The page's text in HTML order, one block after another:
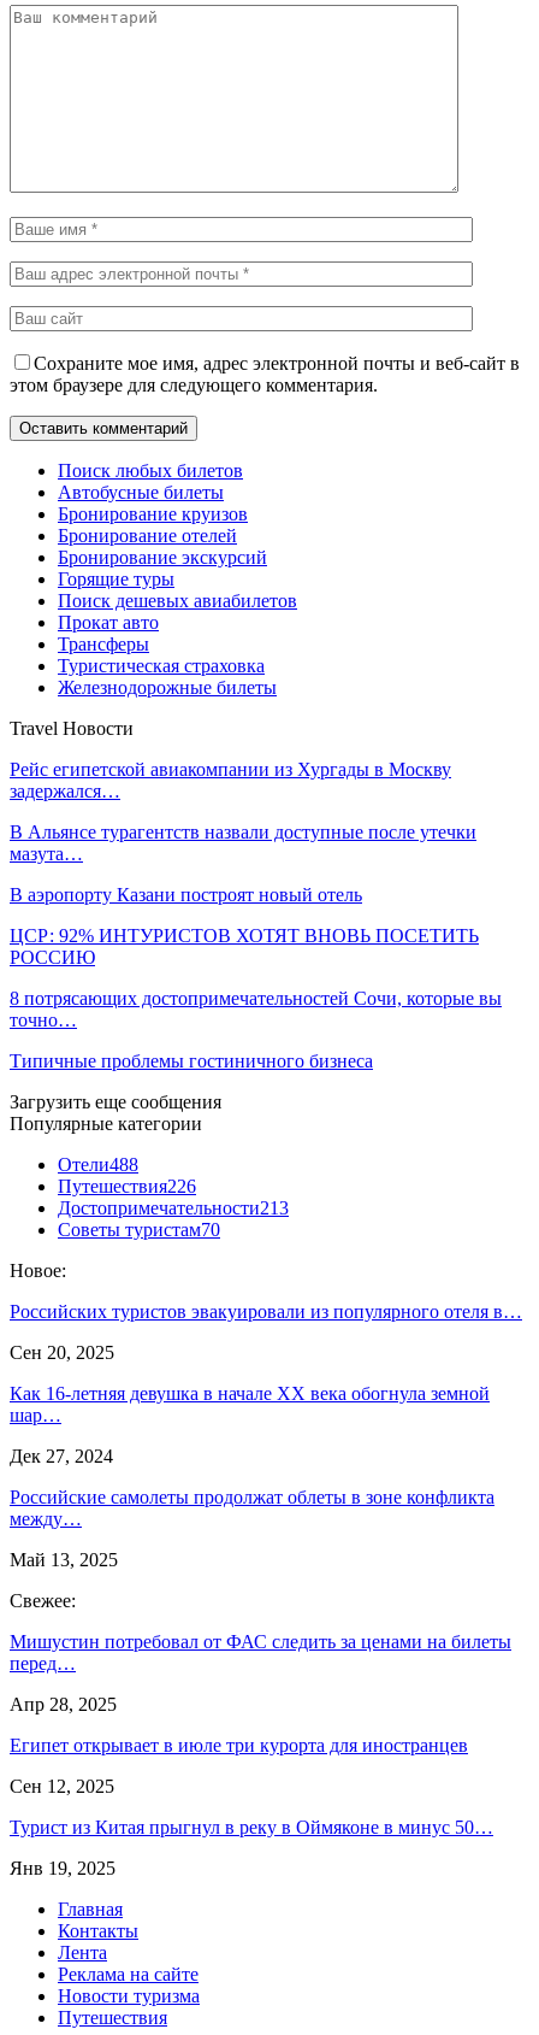
Сохраните мое имя, адрес электронной почты и веб-сайт в
этом браузере для следующего комментария.
Поиск любых билетов
Автобусные билеты
Бронирование круизов
Бронирование отелей
Бронирование экскурсий
Горящие туры
Поиск дешевых авиабилетов
Прокат авто
Трансферы
Туристическая страховка
Железнодорожные билеты
Travel Новости
Рейс египетской авиакомпании из Хургады в Москву
задержался…
В Альянсе турагентств назвали доступные после утечки
мазута…
В аэропорту Казани построят новый отель
ЦСР: 92% ИНТУРИСТОВ ХОТЯТ ВНОВЬ ПОСЕТИТЬ
РОССИЮ
8 потрясающих достопримечательностей Сочи, которые вы
точно…
Типичные проблемы гостиничного бизнеса
Загрузить еще сообщения
Популярные категории
Отели488
Путешествия226
Достопримечательности213
Советы туристам70
Новое:
Российских туристов эвакуировали из популярного отеля в…
Сен 20, 2025
Как 16-летняя девушка в начале XX века обогнула земной
шар…
Дек 27, 2024
Российские самолеты продолжат облеты в зоне конфликта
между…
Май 13, 2025
Свежее:
Мишустин потребовал от ФАС следить за ценами на билеты
перед…
Апр 28, 2025
Египет открывает в июле три курорта для иностранцев
Сен 12, 2025
Турист из Китая прыгнул в реку в Оймяконе в минус 50…
Янв 19, 2025
Главная
Контакты
Лента
Реклама на сайте
Новости туризма
Путешествия